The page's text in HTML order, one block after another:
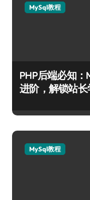
MySql教程
PHP后端必知
进阶，解锁站
MySql教程